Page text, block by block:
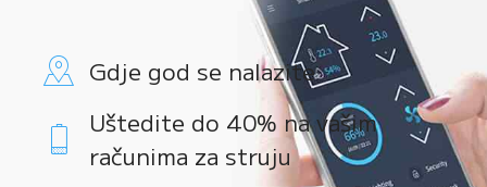
Gdje god se nalazite
Uštedite do 40% na vašim
računima za struju